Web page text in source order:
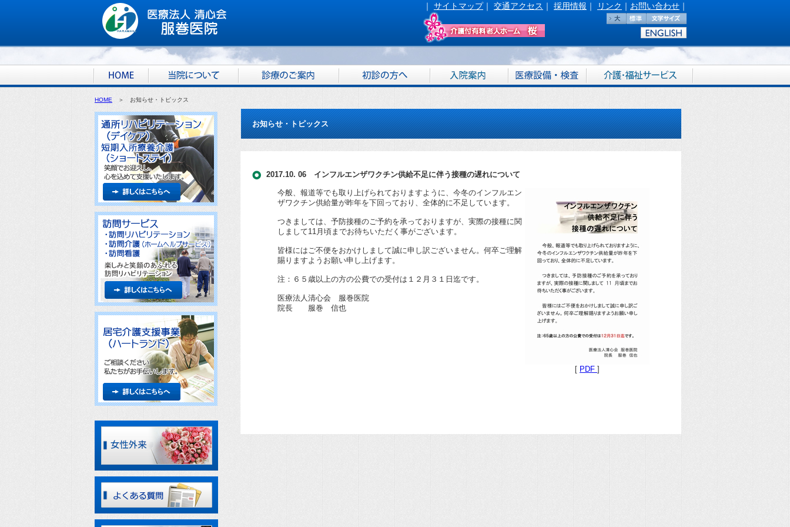
｜ サイトマップ｜ 交通アクセス ｜ 採用情報 ｜ リンク ｜ お問い合わせ ｜
HOME ＞ お知らせ・トピックス
お知らせ・トピックス
2017.10. 06 インフルエンザワクチン供給不足に伴う接種の遅れについて
今般、報道等でも取り上げられておりますように、今冬のインフルエン
ザワクチン供給量が昨年を下回っており、全体的に不足しています。
つきましては、予防接種のご予約を承っておりますが、実際の接種に関
しまして11月頃までお待ちいただく事がございます。
皆様にはご不便をおかけしまして誠に申し訳ございません。何卒ご理解
賜りますようお願い申し上げます。
注：６５歳以上の方の公費での受付は１２月３１日迄です。
医療法人清心会 服巻医院
院長 服巻 信也
[ PDF ]